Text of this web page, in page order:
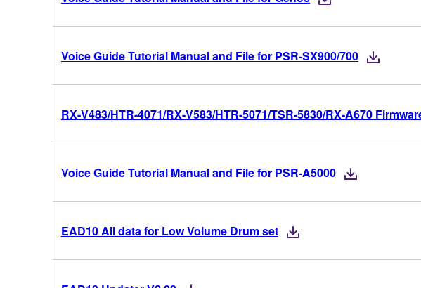
Voice Guide Tutorial Manual and File for PSR-SX900/700
RX-V483/HTR-4071/RX-V583/HTR-5071/TSR-5830/RX-A670
Voice Guide Tutorial Manual and File for PSR-A5000
EAD10 All data for Low Volume Drum set